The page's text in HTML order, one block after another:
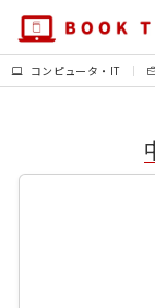
コンピュータ・IT